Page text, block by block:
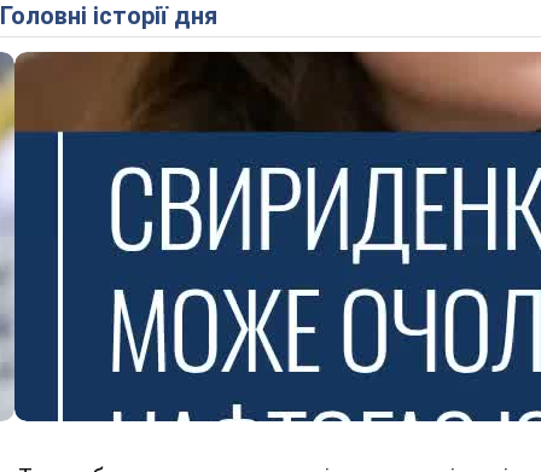
Головні історії дня